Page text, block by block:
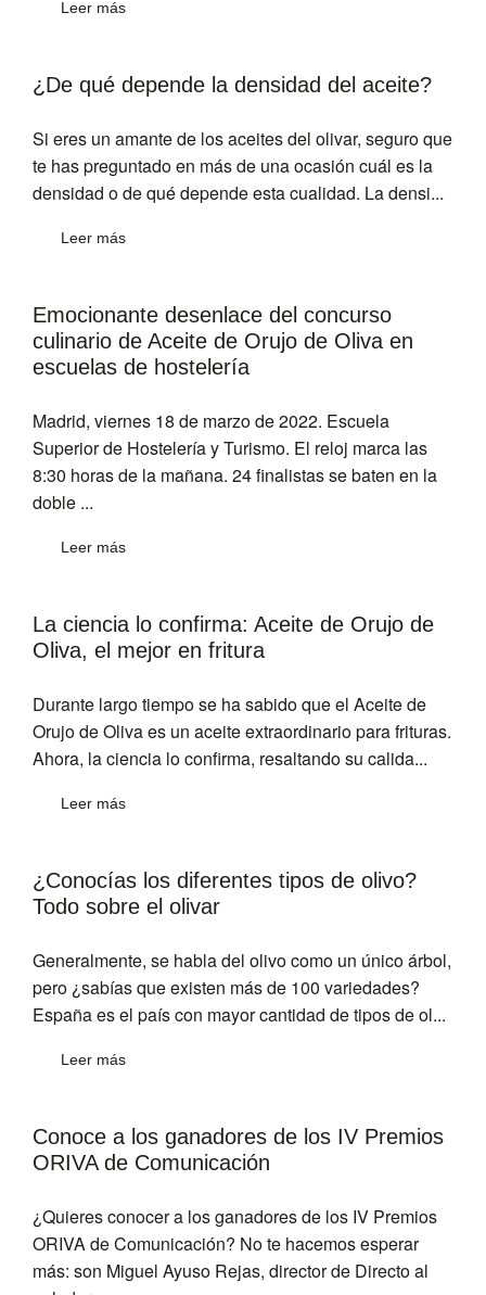
Leer más
¿De qué depende la densidad del aceite?
Si eres un amante de los aceites del olivar, seguro que
te has preguntado en más de una ocasión cuál es la
densidad o de qué depende esta cualidad. La densi...
Leer más
Emocionante desenlace del concurso
culinario de Aceite de Orujo de Oliva en
escuelas de hostelería
Madrid, viernes 18 de marzo de 2022. Escuela
Superior de Hostelería y Turismo. El reloj marca las
8:30 horas de la mañana. 24 finalistas se baten en la
doble ...
Leer más
La ciencia lo confirma: Aceite de Orujo de
Oliva, el mejor en fritura
Durante largo tiempo se ha sabido que el Aceite de
Orujo de Oliva es un aceite extraordinario para frituras.
Ahora, la ciencia lo confirma, resaltando su calida...
Leer más
¿Conocías los diferentes tipos de olivo?
Todo sobre el olivar
Generalmente, se habla del olivo como un único árbol,
pero ¿sabías que existen más de 100 variedades?
España es el país con mayor cantidad de tipos de ol...
Leer más
Conoce a los ganadores de los IV Premios
ORIVA de Comunicación
¿Quieres conocer a los ganadores de los IV Premios
ORIVA de Comunicación? No te hacemos esperar
más: son Miguel Ayuso Rejas, director de Directo al